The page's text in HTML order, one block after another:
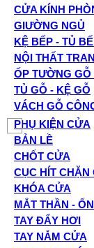
CỬA KÍNH
GIƯỜNG NGỦ
KỆ BẾP - TỦ
NỘI THẤT
ỐP TƯỜNG GỖ
TỦ GỖ - KỆ GỖ
VÁCH GỖ
PHỤ KIỆN CỬA
BẢN LỀ
CHỐT CỬA
CỤC HÍT CHẶN
KHÓA CỬA
MẮT THẦN -
TAY ĐẨY HƠI
TAY NẮM CỬA